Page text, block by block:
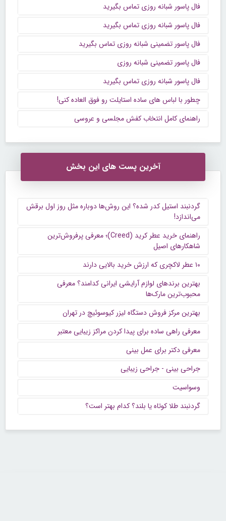
فال پاسور شبانه روزی تماس بگیرید
فال پاسور شبانه روزی تماس بگیرید
فال پاسور تضمینی شبانه روزی تماس بگیرید
فال پاسور تضمینی شبانه روزی
فال پاسور شبانه روزی تماس بگیرید
چطور با لباس های ساده استایلت رو فوق العاده کنی!
راهنمای کامل انتخاب کفش مجلسی و عروسی
آخرین پست های این بخش
گردنبند استیل کدر شده؟ این روش‌ها دوباره مثل روز اول برقش
می‌اندازد!
راهنمای خرید عطر کرید (Creed)؛ معرفی پرفروش‌ترین
شاهکارهای اصیل
۱۰ عطر لاکچری که ارزش خرید بالایی دارند
بهترین برندهای لوازم آرایشی ایرانی کدامند؟ معرفی
محبوب‌ترین مارک‌ها
بهترین مرکز فروش دستگاه لیزر کیوسوئیچ در تهران
معرفی راهی ساده برای پیدا کردن مراکز زیبایی معتبر
معرفی دکتر برای عمل بینی
جراحی بینی - جراحی زیبایی
وسواسیت
گردنبند طلا کوتاه یا بلند؟ کدام بهتر است؟